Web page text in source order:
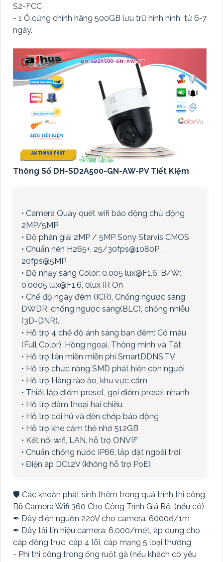
S2-FCC
- 1 Ổ cứng chính hãng 500GB lưu trữ hình hình từ 6-7
ngày.
Thông Số DH-SD2A500-GN-AW-PV Tiết Kiệm
• Camera Quay quét wifi báo động chủ động
2MP/5MP
• Độ phân giải 2MP / 5MP Sony Starvis CMOS
• Chuẩn nén H265+, 25/30fps@1080P ,
20fps@5MP
• Độ nhạy sáng Color: 0.005 lux@F1.6, B/W:
0.0005 lux@F1.6, 0lux IR On
• Chế độ ngày đêm (ICR), Chống ngược sáng
DWDR, chống ngược sáng(BLC), chống nhiễu
(3D-DNR).
• Hỗ trợ 4 chế độ ánh sáng ban đêm: Có màu
(Full Color), Hồng ngoại, Thông minh và Tắt
• Hỗ trợ tên miền miễn phí SmartDDNS.TV
• Hỗ trợ chức năng SMD phát hiện con người
• Hỗ trợ Hàng rào ảo, khu vực cấm
• Thiết lập điểm preset, gọi điểm preset nhanh
• Hỗ trợ đàm thoại hai chiều
• Hỗ trợ còi hú và đèn chớp báo động
• Hỗ trợ khe cắm thẻ nhớ 512GB
• Kết nối wifi, LAN, hỗ trợ ONVIF
• Chuẩn chống nước IP66, lắp đặt ngoài trời
• Điện áp DC12V (không hỗ trợ PoE)
🛡 Các khoản phát sinh thêm trong quá trình thi công
Bộ Camera Wifi 360 Cho Công Trình Giá Rẻ (nếu có)
✒ Dây điện nguồn 220V cho camera: 6000đ/1m
✒ Dây tải tín hiệu camera: 6.000/mét, áp dụng cho
cáp đồng trục, cáp 4 lõi, cáp mạng 5 loại thường
- Phí thi công trong ống ruột gà (nếu khách có yêu